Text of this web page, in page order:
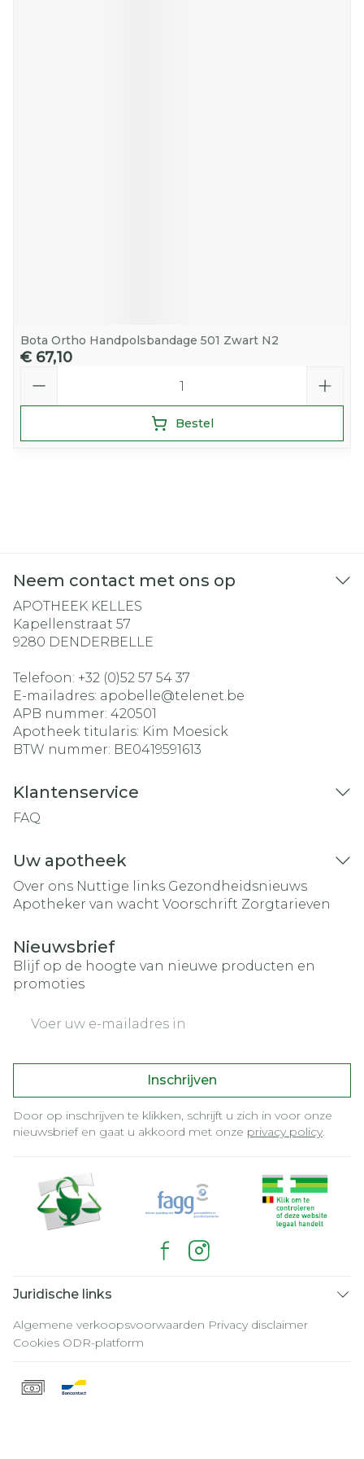
Bota Ortho Handpolsbandage 501 Zwart N2
€ 67,10
Bestel
Neem contact met ons op
APOTHEEK KELLES
Kapellenstraat 57
9280 DENDERBELLE
Telefoon: +32 (0)52 57 54 37
E-mailadres: apobelle@telenet.be
APB nummer: 420501
Apotheek titularis: Kim Moesick
BTW nummer: BE0419591613
Klantenservice
FAQ
Uw apotheek
Over ons Nuttige links Gezondheidsnieuws
Apotheker van wacht Voorschrift Zorgtarieven
Nieuwsbrief
Blijf op de hoogte van nieuwe producten en
promoties
Inschrijven
Door op inschrijven te klikken, schrijft u zich in voor onze
nieuwsbrief en gaat u akkoord met onze privacy policy.
Juridische links
Algemene verkoopsvoorwaarden Privacy disclaimer
Cookies ODR-platform